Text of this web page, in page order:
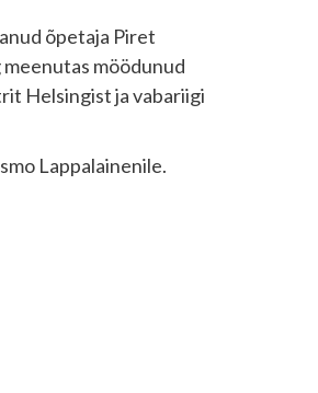
õpetaja Piret
möödunud
Helsingist ja vabariigi
Lappalainenile.